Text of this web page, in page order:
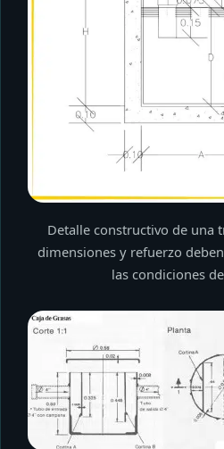
Detalle constructivo de una
dimensiones y refuerzo
las condiciones